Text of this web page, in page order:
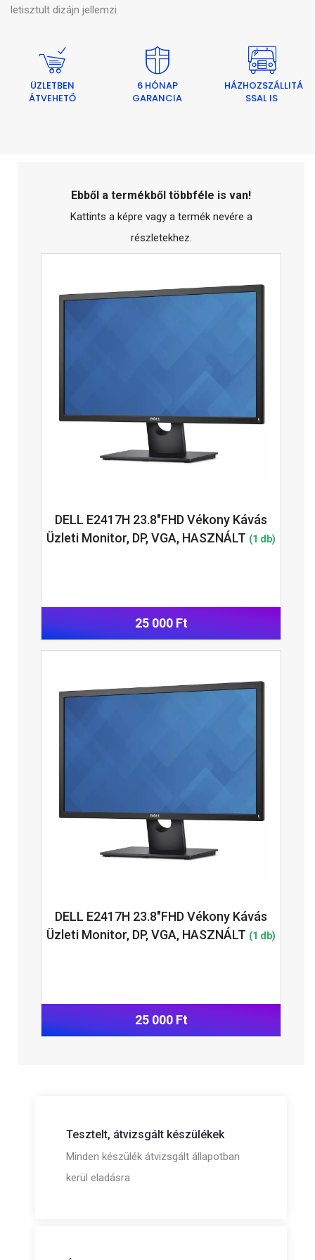
letisztult dizájn jellemzi.
ÜZLETBEN
ÁTVEHETŐ
6 HÓNAP
GARANCIA
HÁZHOZSZÁLLITÁ
SSAL IS
Ebből a termékből többféle is van!
Kattints a képre vagy a termék nevére a
részletekhez.
DELL E2417H 23.8"FHD Vékony Kávás
Üzleti Monitor, DP, VGA, HASZNÁLT (1 db)
25 000 Ft
DELL E2417H 23.8"FHD Vékony Kávás
Üzleti Monitor, DP, VGA, HASZNÁLT (1 db)
25 000 Ft
Tesztelt, átvizsgált készülékek
Minden készülék átvizsgált állapotban
kerül eladásra